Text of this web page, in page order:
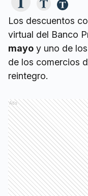
Los descuentos
virtual del Banco
mayo y uno de
de los comercios
reintegro.
Ads